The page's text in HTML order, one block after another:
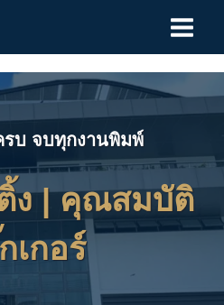
รบ จบทุกงานพิมพ์
ง |คุณสมบัติ
เกอร์